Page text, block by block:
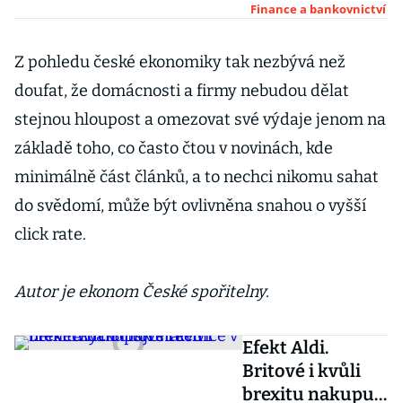
Závislost Česka
autoprůmyslu
je varovná
Finance a bankovnictví
Z pohledu české ekonomiky tak nezbývá než
doufat, že domácnosti a firmy nebudou dělat
stejnou hloupost a omezovat své výdaje jenom na
základě toho, co často čtou v novinách, kde
minimálně část článků, a to nechci nikomu sahat
do svědomí, může být ovlivněna snahou o vyšší
click rate.
Autor je ekonom České spořitelny.
Efekt Aldi.
Britové i kvůli
brexitu nakupují